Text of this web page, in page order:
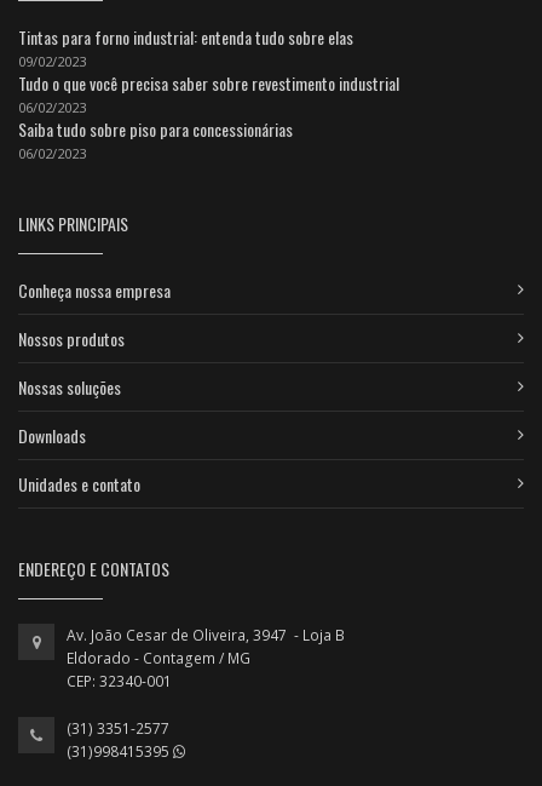
Tintas para forno industrial: entenda tudo sobre elas
09/02/2023
Tudo o que você precisa saber sobre revestimento industrial
06/02/2023
Saiba tudo sobre piso para concessionárias
06/02/2023
LINKS PRINCIPAIS
Conheça nossa empresa
Nossos produtos
Nossas soluções
Downloads
Unidades e contato
ENDEREÇO E CONTATOS
Av. João Cesar de Oliveira, 3947 - Loja B
Eldorado - Contagem / MG
CEP: 32340-001
(31) 3351-2577
(31)998415395